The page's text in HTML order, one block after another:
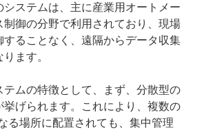
システムは、主に産業用オートメー
制御の分野で利用されており、現場
することなく、遠隔からデータ収集
ます。
テムの特徴として、まず、分散型の
挙げられます。これにより、複数の
る場所に配置されても、集中管理